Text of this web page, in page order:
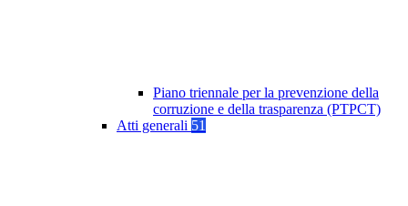
Piano triennale per la prevenzione della
corruzione e della trasparenza (PTPCT)
Atti generali 51